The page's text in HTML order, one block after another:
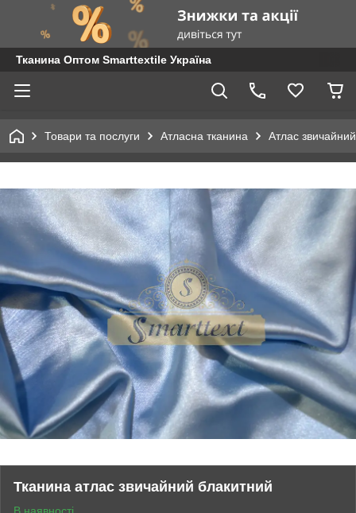
Тканина Оптом Smarttextile Україна
Товари та послуги Атласна тканина Атлас звичайний
Тканина атлас звичайний блакитний
В наявності